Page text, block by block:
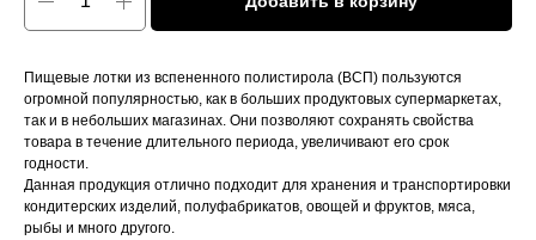
Пищевые лотки из вспененного полистирола (ВСП) пользуются
огромной популярностью, как в больших продуктовых супермаркетах,
так и в небольших магазинах. Они позволяют сохранять свойства
товара в течение длительного периода, увеличивают его срок
годности.
Данная продукция отлично подходит для хранения и транспортировки
кондитерских изделий, полуфабрикатов, овощей и фруктов, мяса,
рыбы и много другого.